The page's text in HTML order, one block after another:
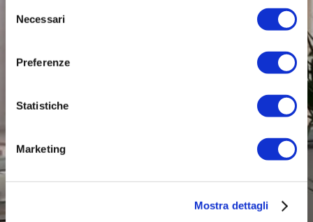
delNecessari
Preferenze
Statistiche
Marketing
Mostra dettagli